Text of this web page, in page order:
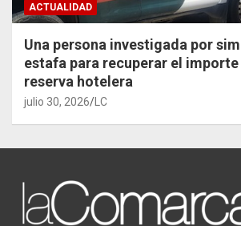
ACTUALIDAD
Una persona investigada por
estafa para recuperar el importe
reserva hotelera
julio 30, 2026 LC